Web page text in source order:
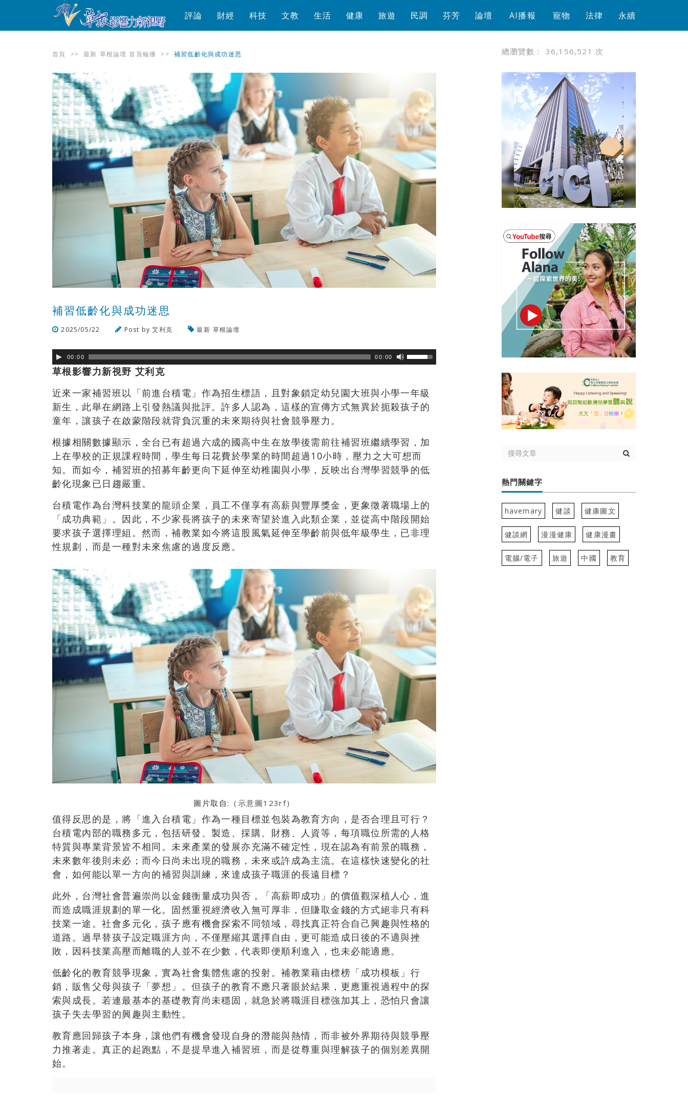
評論 財經 科技 文教 生活 健康 旅遊 民調 芬芳 論壇 AI播報 寵物 法律 永續
首頁 >> 最新 草根論壇 首頁輪播 >> 補習低齡化與成功迷思
補習低齡化與成功迷思
2025/05/22 Post by艾利克 最新 草根論壇
00:00 00:00
草根影響力新視野 艾利克
近來一家補習班以「前進台積電」作為招生標語，且對象鎖定幼兒園大班與小學一年級
新生，此舉在網路上引發熱議與批評。許多人認為，這樣的宣傳方式無異於扼殺孩子的
童年，讓孩子在啟蒙階段就背負沉重的未來期待與社會競爭壓力。
根據相關數據顯示，全台已有超過六成的國高中生在放學後需前往補習班繼續學習，加
上在學校的正規課程時間，學生每日花費於學業的時間超過10小時，壓力之大可想而
知。而如今，補習班的招募年齡更向下延伸至幼稚園與小學，反映出台灣學習競爭的低
齡化現象已日趨嚴重。
台積電作為台灣科技業的龍頭企業，員工不僅享有高薪與豐厚獎金，更象徵著職場上的
「成功典範」。因此，不少家長將孩子的未來寄望於進入此類企業，並從高中階段開始
要求孩子選擇理組。然而，補教業如今將這股風氣延伸至學齡前與低年級學生，已非理
性規劃，而是一種對未來焦慮的過度反應。
圖片取自:（ 示意圖123rf）
值得反思的是，將「進入台積電」作為一種目標並包裝為教育方向，是否合理且可行？
台積電內部的職務多元，包括研發、製造、採購、財務、人資等，每項職位所需的人格
特質與專業背景皆不相同。未來產業的發展亦充滿不確定性，現在認為有前景的職務，
未來數年後則未必；而今日尚未出現的職務，未來或許成為主流。在這樣快速變化的社
會，如何能以單一方向的補習與訓練，來達成孩子職涯的長遠目標？
此外，台灣社會普遍崇尚以金錢衡量成功與否，「高薪即成功」的價值觀深植人心，進
而造成職涯規劃的單一化。固然重視經濟收入無可厚非，但賺取金錢的方式絕非只有科
技業一途。社會多元化，孩子應有機會探索不同領域，尋找真正符合自己興趣與性格的
道路。過早替孩子設定職涯方向，不僅壓縮其選擇自由，更可能造成日後的不適與挫
敗，因科技業高壓而離職的人並不在少數，代表即便順利進入，也未必能適應。
低齡化的教育競爭現象，實為社會集體焦慮的投射。補教業藉由標榜「成功模板」行
銷，販售父母與孩子「夢想」。但孩子的教育不應只著眼於結果，更應重視過程中的探
索與成長。若連最基本的基礎教育尚未穩固，就急於將職涯目標強加其上，恐怕只會讓
孩子失去學習的興趣與主動性。
教育應回歸孩子本身，讓他們有機會發現自身的潛能與熱情，而非被外界期待與競爭壓
力推著走。真正的起跑點，不是提早進入補習班，而是從尊重與理解孩子的個別差異開
始。
總瀏覽數： 36,156,521 次
熱門關鍵字
havemary 健談 健康圖文
健談網 漫漫健康 健康漫畫
電腦/電子 旅遊 中國 教育